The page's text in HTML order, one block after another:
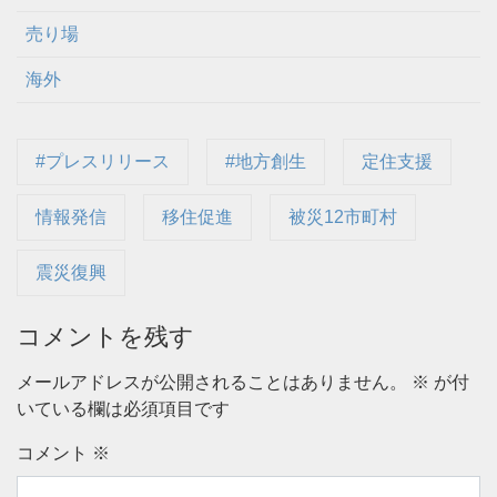
売り場
海外
#プレスリリース #地方創生 定住支援
情報発信 移住促進 被災12市町村
震災復興
コメントを残す
メールアドレスが公開されることはありません。 ※ が付
いている欄は必須項目です
コメント ※